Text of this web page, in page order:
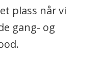
plass når vi
gang- og